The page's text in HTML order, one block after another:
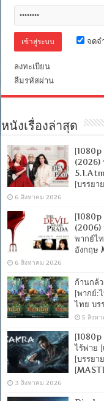
จดจ
ลงทะเบียน
ลืมรหัสผ่าน
หนังเรื่องล่าสุด
(2026)
[บรรย
6 สิงหาคม 2026
(2006)
พากย์ไ
อังกฤษ
6 สิงหาคม 2026
ก้านกล้
[พากย์:
ไทย บร
5 สิงห
ไร้พ่าย
[บรรย
3 สิงหาคม 2026